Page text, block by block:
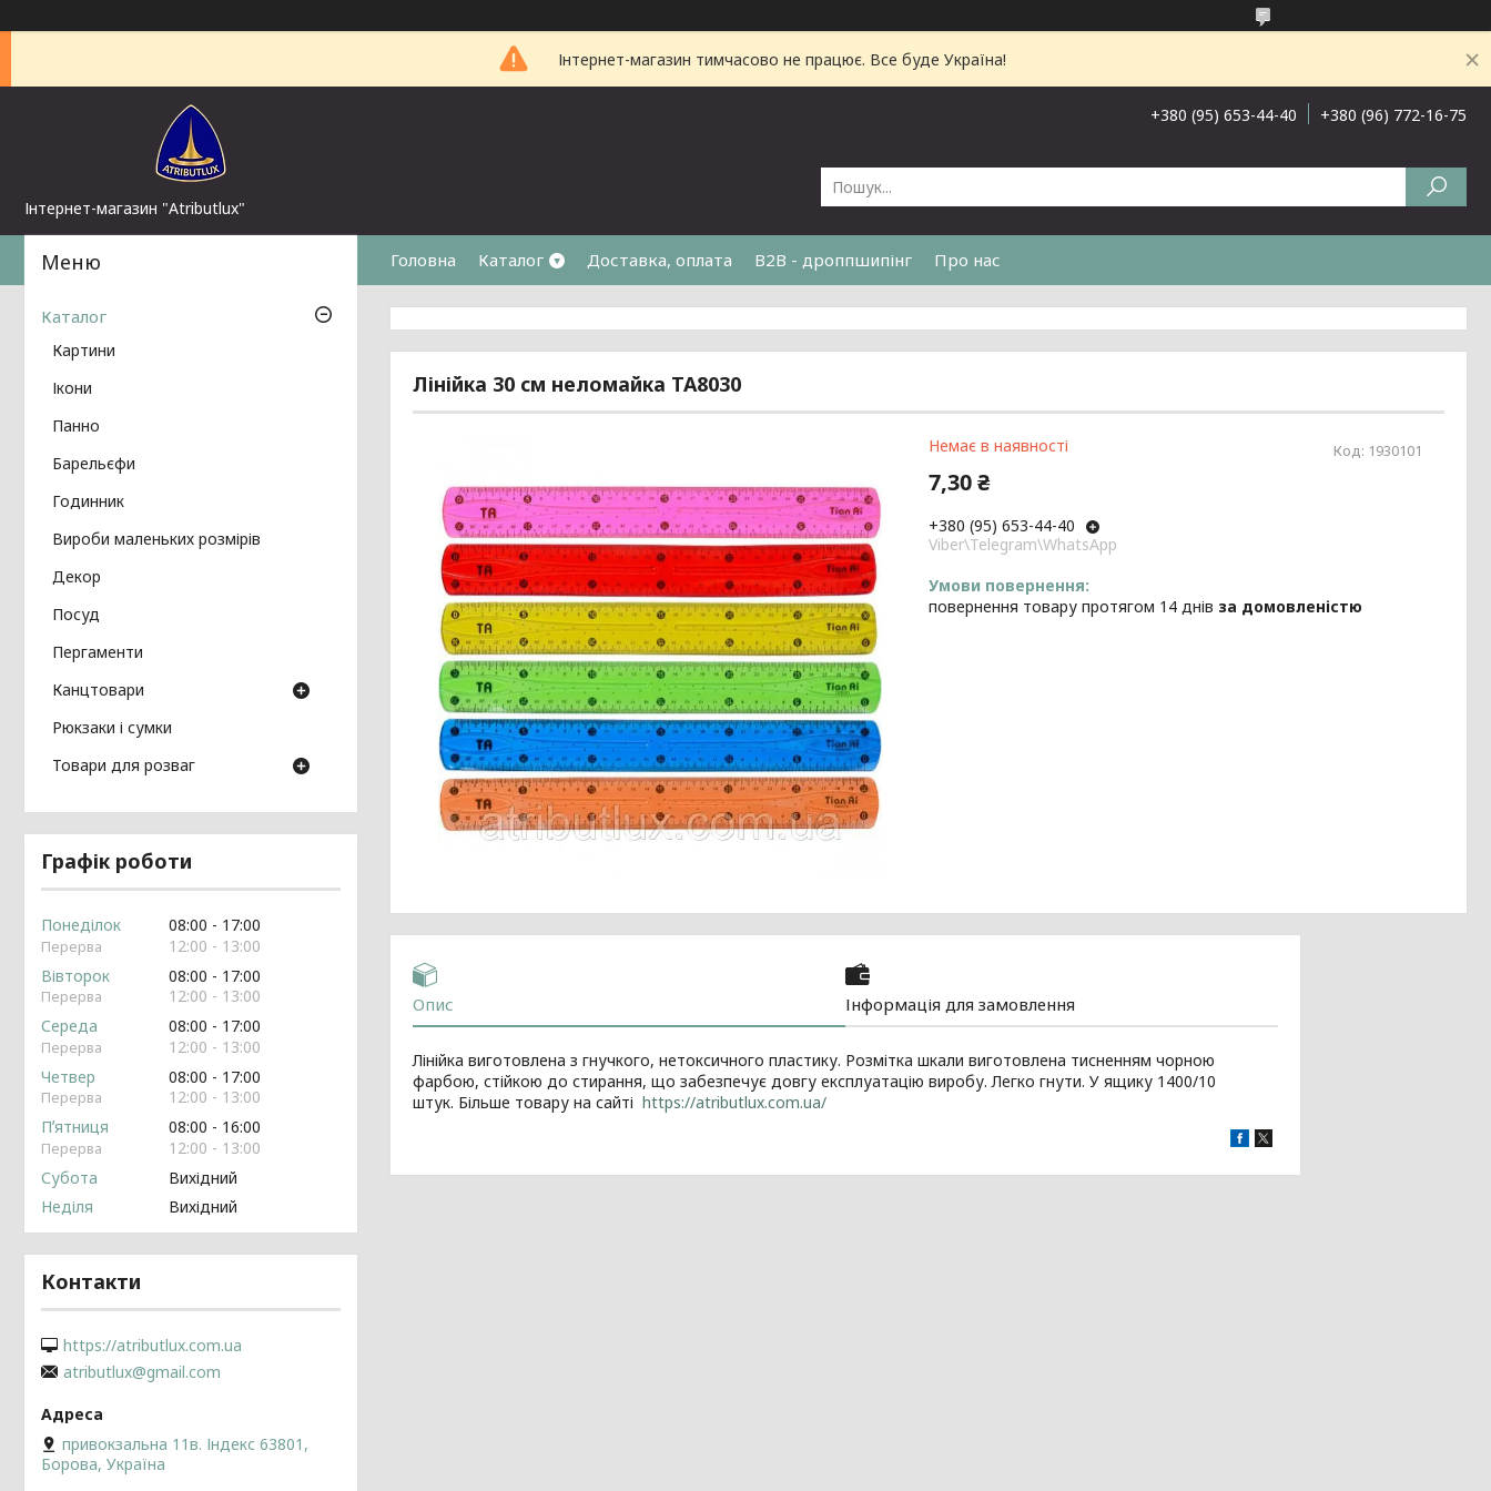
Інтернет-магазин тимчасово не працює. Все буде Україна!
Інтернет-магазин "Atributlux"
+380 (95) 653-44-40 +380 (96) 772-16-75
Головна Каталог Доставка, оплата B2B - дроппшипінг Про нас
Лінійка 30 см неломайка ТА8030
Немає в наявності Код: 1930101
7,30 ₴
+380 (95) 653-44-40
Viber\Telegram\WhatsApp
повернення товару протягом 14 днів за домовленістю
Опис Інформація для замовлення
Лінійка виготовлена з гнучкого, нетоксичного пластику. Розмітка шкали виготовлена тисненням чорною
фарбою, стійкою до стирання, що забезпечує довгу експлуатацію виробу. Легко гнути. У ящику 1400/10
штук. Більше товару на сайті https://atributlux.com.ua/
Каталог
Картини
Ікони
Панно
Барельєфи
Годинник
Вироби маленьких розмірів
Декор
Посуд
Пергаменти
Канцтовари
Рюкзаки і сумки
Товари для розваг
Графік роботи
Понеділок 08:00
17:00
12:00
13:00
Вівторок
08:00
17:00
12:00
13:00
Середа
08:00
17:00
12:00
13:00
Четвер
08:00
17:00
12:00
13:00
Пʼятниця
08:00
16:00
12:00
13:00
Субота
Вихідний
Неділя
Вихідний
Контакти
https://atributlux.com.ua
atributlux@gmail.com
привокзальна 11в. Індекс 63801,
Борова, Україна